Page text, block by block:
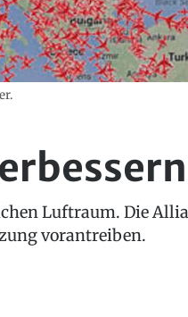
Luftraum. Die
vorantreiben.